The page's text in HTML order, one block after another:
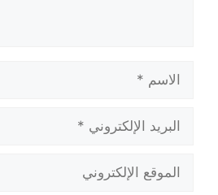
الإلكتروني
الإلكتروني